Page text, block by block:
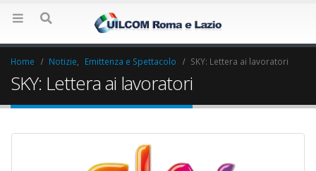
Home Notizie, Emittenza e Spettacolo SKY: Lettera ai lavoratori
SKY: Lettera ai lavoratori